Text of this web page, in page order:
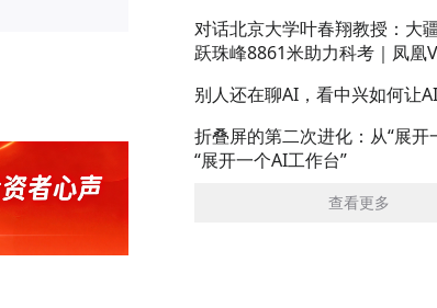
对话北京大学叶春翔教授：大
跃珠峰8861米助力科考｜凤凰
别人还在聊AI，看中兴如何让
折叠屏的第二次进化：从“展开
“展开一个AI工作台”
查看更多